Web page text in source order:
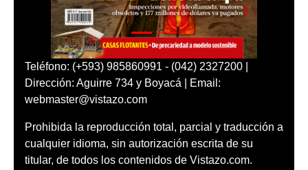
Teléfono: (+593) 985860991 - (042) 2327200 |
Dirección: Aguirre 734 y Boyacá | Email:
webmaster@vistazo.com
Prohibida la reproducción total, parcial y traducción a
cualquier idioma, sin autorización escrita de su
titular, de todos los contenidos de Vistazo.com.